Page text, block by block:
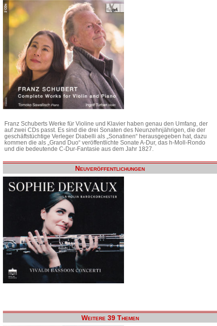
Franz Schuberts Werke für Violine und Klavier haben genau den Umfang, der
auf zwei CDs passt. Es sind die drei Sonaten des Neunzehnjährigen, die der
geschäftstüchtige Verleger Diabelli als „Sonatinen“ herausgegeben hat, dazu
kommen die als „Grand Duo“ veröffentlichte Sonate A-Dur, das h-Moll-Rondo
und die bedeutende C-Dur-Fantasie aus dem Jahr 1827.
Neuveröffentlichungen
Weitere 39 Themen